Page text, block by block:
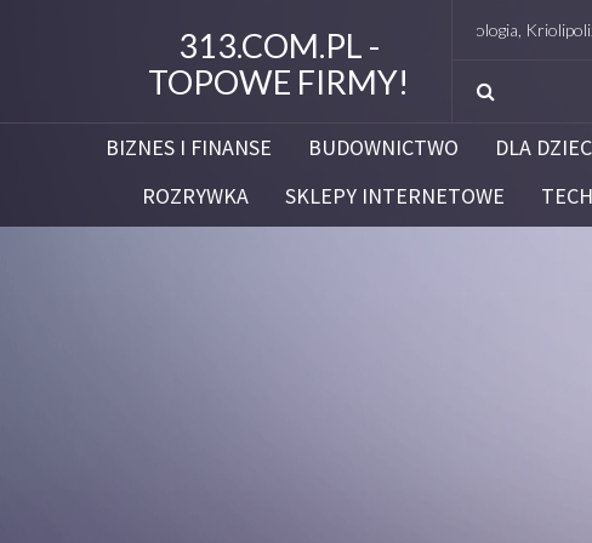
313.COM.PL -
TOPOWE FIRMY!
Studio Figura Białystok – Endermologia, Kriolipoliza
BIZNES I FINANSE BUDOWNICTWO DLA
ROZRYWKA
SKLEPY INTERNETOWE